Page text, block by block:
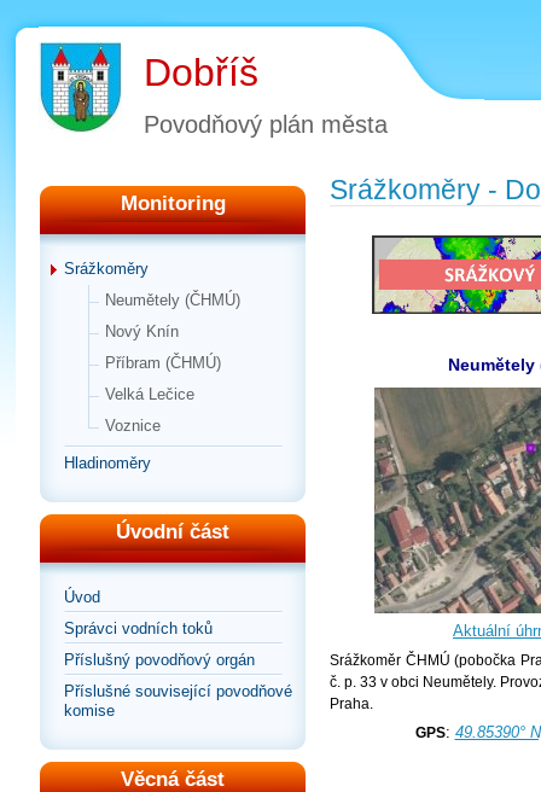
Dobříš
Povodňový plán města
Monitoring
Srážkoměry
Neumětely (ČHMÚ)
Nový Knín
Příbram (ČHMÚ)
Velká Lečice
Voznice
Hladinoměry
Úvodní část
Úvod
Správci vodních toků
Příslušný povodňový orgán
Příslušné související povodňové
komise
Věcná část
Srážkoměry -
Neumětely
Aktuální
Srážkoměr ČHMÚ (pobočka
č. p. 33 v obci Neumětely.
Praha.
GPS: 49.85390°